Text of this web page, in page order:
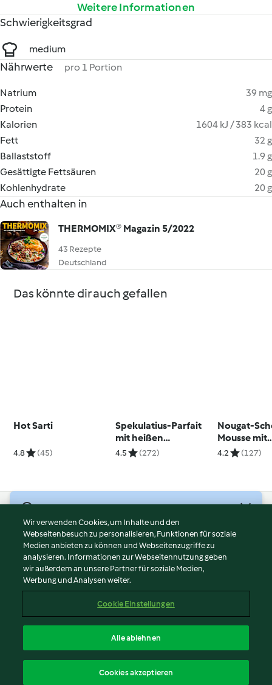
Weitere Informationen
Schwierigkeitsgrad
medium
Nährwerte pro 1 Portion
Natrium
39 mg
Protein
4 g
Kalorien
1604 kJ / 383 kcal
Fett
32 g
Ballaststoff
1.9 g
Gesättigte Fettsäuren
20 g
Kohlenhydrate
20 g
Auch enthalten in
THERMOMIX® Magazin 5/2022
43 Rezepte
Deutschland
Das könnte dir auch gefallen
Hot Sarti
4.8 (45)
Spekulatius-Parfait
mit heißen
Gewürzkirschen
4.5 (272)
Nougat-
Mousse mit
Himbeeren
4.2 (127)
Nutzungsbedingungen
Datenschutzrichtlinien
Disclaimer
Impressum
Inhalt melden
Erklärung zur Barrierefreiheit
Wir verwenden Cookies, um Inhalte und den
Webseitenbesuch zu personalisieren, Funktionen für soziale
Medien anbieten zu können und Webseitenzugriffe zu
analysieren. Informationen zur Webseitennutzung geben
wir außerdem an unsere Partner für soziale Medien,
Werbung und Analysen weiter.
Cookie Einstellungen
Alle ablehnen
Cookies akzeptieren